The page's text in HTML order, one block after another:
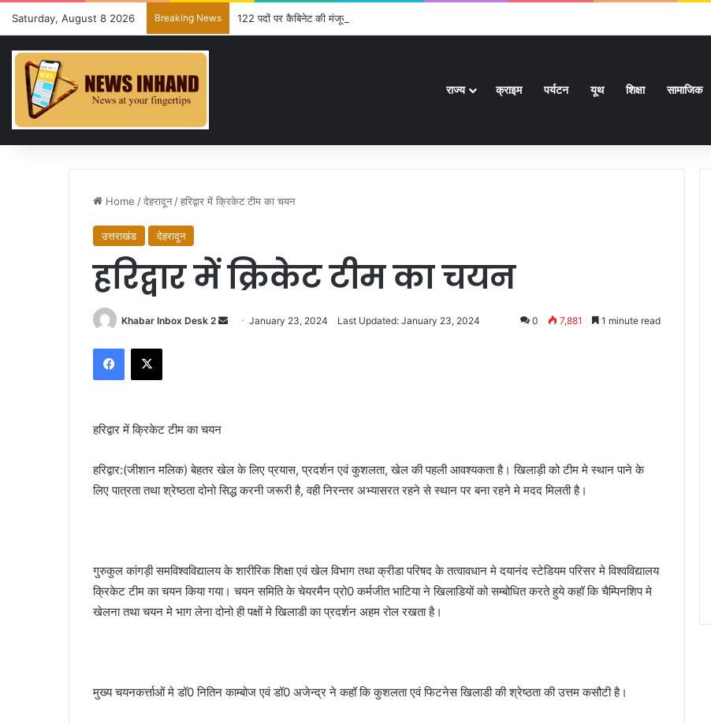
Saturday, August 8 2026 Breaking News 122 पदों पर कैबिनेट की मंजूरी के बाद खेल मंत्री ने दी जानकारी
राज्य क्राइम पर्यटन यूथ शिक्षा सामाजिक
Home /देहरादून /हरिद्वार में क्रिकेट टीम का चयन
उत्तराखंड देहरादून
हरिद्वार में क्रिकेट टीम का चयन
Khabar Inbox Desk 2
SendJanuary 23, 2024 Last Updated: January 23, 2024 0 7,881 1 minute read
Facebook
X
हरिद्वार में क्रिकेट टीम का चयन
हरिद्वार:(जीशान मलिक) बेहतर खेल के लिए प्रयास, प्रदर्शन एवं कुशलता, खेल की पहली आवश्यकता है। खिलाड़ी को टीम मे स्थान पाने के
लिए पात्रता तथा श्रेष्ठता दोनो सिद्ध करनी जरूरी है, वही निरन्तर अभ्यासरत रहने से स्थान पर बना रहने मे मदद मिलती है।
गुरुकुल कांगड़ी समविश्वविद्यालय के शारीरिक शिक्षा एवं खेल विभाग तथा क्रीडा परिषद के तत्वावधान मे दयानंद स्टेडियम परिसर मे विश्वविद्यालय
क्रिकेट टीम का चयन किया गया। चयन समिति के चेयरमैन प्रो0 कर्मजीत भाटिया ने खिलाडियों को सम्बोधित करते हुये कहॉ कि चैम्पिनशिप मे
खेलना तथा चयन मे भाग लेना दोनो ही पक्षों मे खिलाडी का प्रदर्शन अहम रोल रखता है।
मुख्य चयनकर्त्ताओं मे डॉ0 नितिन काम्बोज एवं डॉ0 अजेन्द्र ने कहॉ कि कुशलता एवं फिटनेस खिलाडी की श्रेष्ठता की उत्तम कसौटी है।